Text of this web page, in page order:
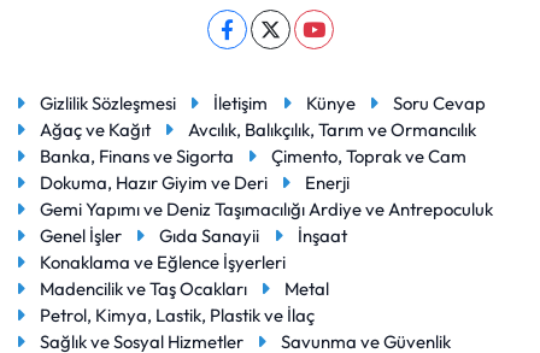
Gizlilik Sözleşmesi İletişim Künye
Soru Cevap
Ağaç ve Kağıt
Avcılık, Balıkçılık, Tarım ve Ormancılık
Banka, Finans ve Sigorta
Çimento, Toprak ve Cam
Dokuma, Hazır Giyim ve Deri
Enerji
Gemi Yapımı ve Deniz Taşımacılığı Ardiye ve Antrepoculuk
Genel İşler
Gıda Sanayii
İnşaat
Konaklama ve Eğlence İşyerleri
Madencilik ve Taş Ocakları
Metal
Petrol, Kimya, Lastik, Plastik ve İlaç
Sağlık ve Sosyal Hizmetler
Savunma ve Güvenlik